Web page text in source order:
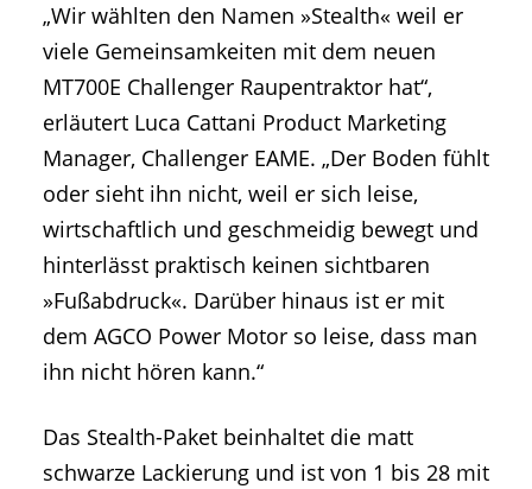
„Wir wählten den Namen »Stealth« weil er
viele Gemeinsamkeiten mit dem neuen
MT700E Challenger Raupentraktor hat“,
erläutert Luca Cattani Product Marketing
Manager, Challenger EAME. „Der Boden fühlt
oder sieht ihn nicht, weil er sich leise,
wirtschaftlich und geschmeidig bewegt und
hinterlässt praktisch keinen sichtbaren
»Fußabdruck«. Darüber hinaus ist er mit
dem AGCO Power Motor so leise, dass man
ihn nicht hören kann.“
Das Stealth-Paket beinhaltet die matt
schwarze Lackierung und ist von 1 bis 28 mit